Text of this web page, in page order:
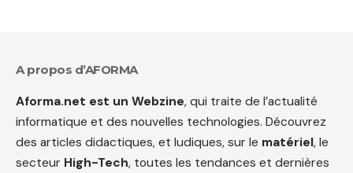
A propos d’AFORMA
Aforma.net est un Webzine, qui traite de l’actualité
informatique et des nouvelles technologies. Découvrez
des articles didactiques, et ludiques, sur le matériel, le
secteur High-Tech, toutes les tendances et dernières